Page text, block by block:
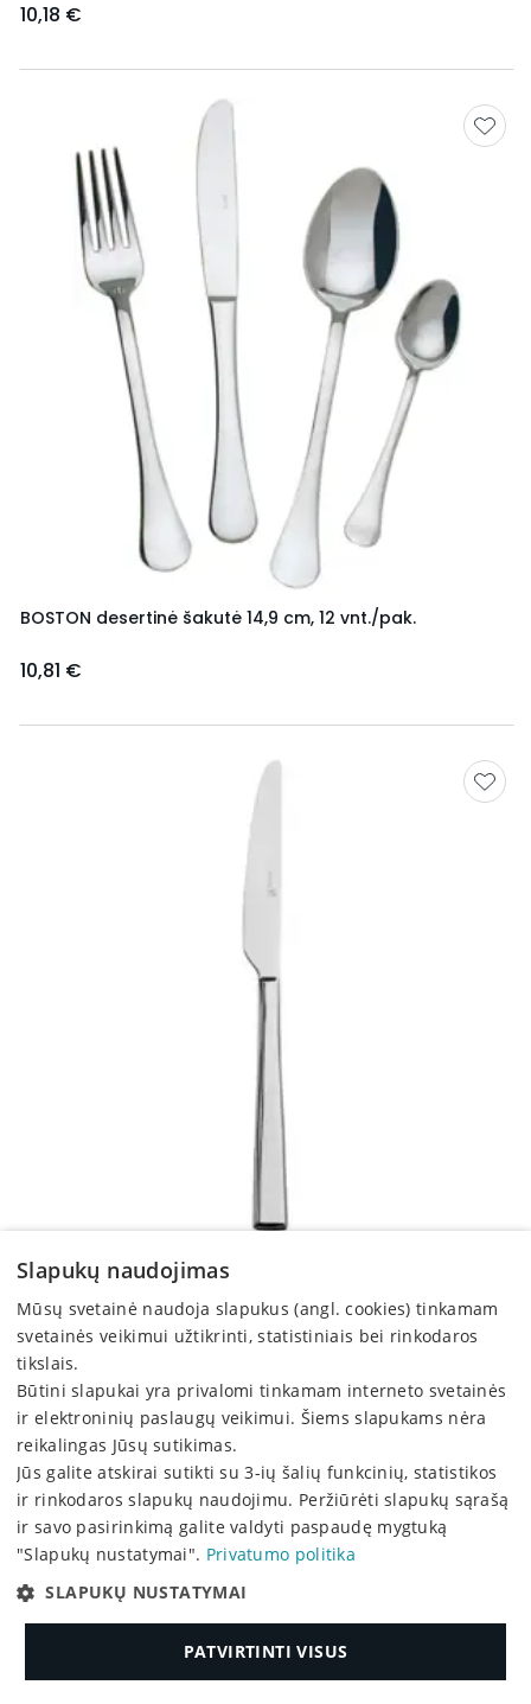
10,18 €
BOSTON desertinė šakutė 14,9 cm, 12 vnt./pak.
10,81 €
Peilis DURBAN, karštiems patiekalams, 18/10, L 24 cm, 12
vnt.
37,04 €
Slapukų naudojimas
Mūsų svetainė naudoja slapukus (angl. cookies) tinkamam
svetainės veikimui užtikrinti, statistiniais bei rinkodaros
tikslais.
Būtini slapukai yra privalomi tinkamam interneto svetainės
ir elektroninių paslaugų veikimui. Šiems slapukams nėra
reikalingas Jūsų sutikimas.
Jūs galite atskirai sutikti su 3-ių šalių funkcinių, statistikos
ir rinkodaros slapukų naudojimu. Peržiūrėti slapukų sąrašą
ir savo pasirinkimą galite valdyti paspaudę mygtuką
"Slapukų nustatymai". Privatumo politika
SLAPUKŲ NUSTATYMAI
PATVIRTINTI VISUS